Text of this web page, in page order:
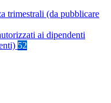
trimestrali (da pubblicare
ai dipendenti
52